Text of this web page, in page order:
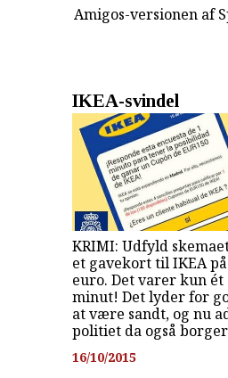
Amigos-versionen af
IKEA-svindel
KRIMI: Udfyld
et gavekort til IKEA
euro. Det varer kun ét
minut! Det lyder for
at være sandt, og nu
politiet da også
16/10/2015